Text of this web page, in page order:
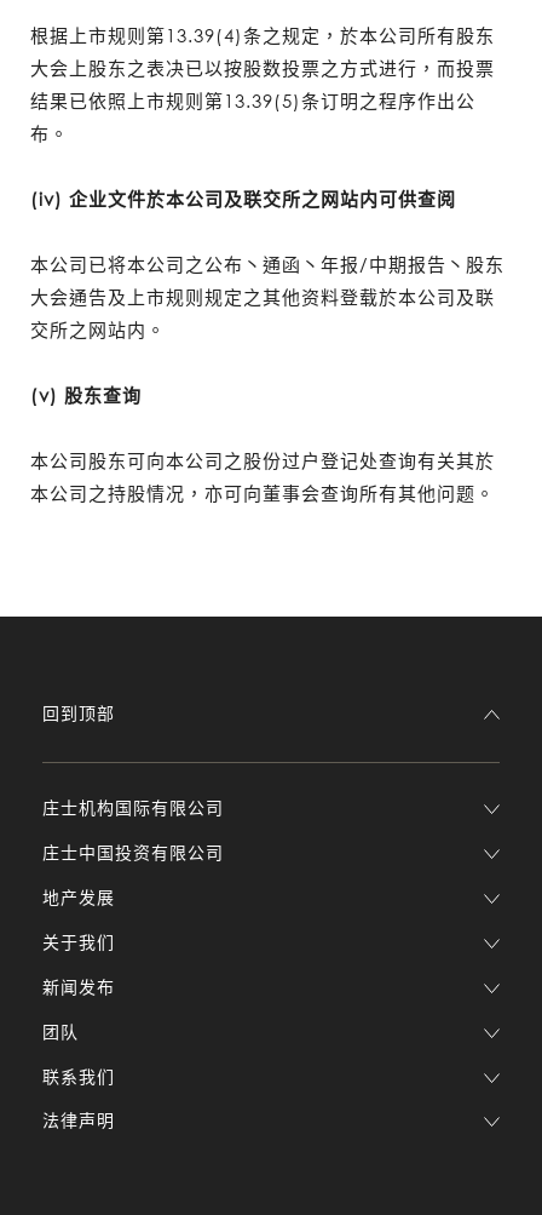
根据上市规则第13.39(4)条之规定，於本公司所有股东
大会上股东之表决已以按股数投票之方式进行，而投票
结果已依照上市规则第13.39(5)条订明之程序作出公
布。
(iv) 企业文件於本公司及联交所之网站内可供查阅
本公司已将本公司之公布丶通函丶年报/中期报告丶股东
大会通告及上市规则规定之其他资料登载於本公司及联
交所之网站内。
(v) 股东查询
本公司股东可向本公司之股份过户登记处查询有关其於
本公司之持股情况，亦可向董事会查询所有其他问题。
庄士机构国际有限公司
庄士中国投资有限公司
地产发展
关于我们
新闻发布
团队
回到顶部
联系我们
法律声明